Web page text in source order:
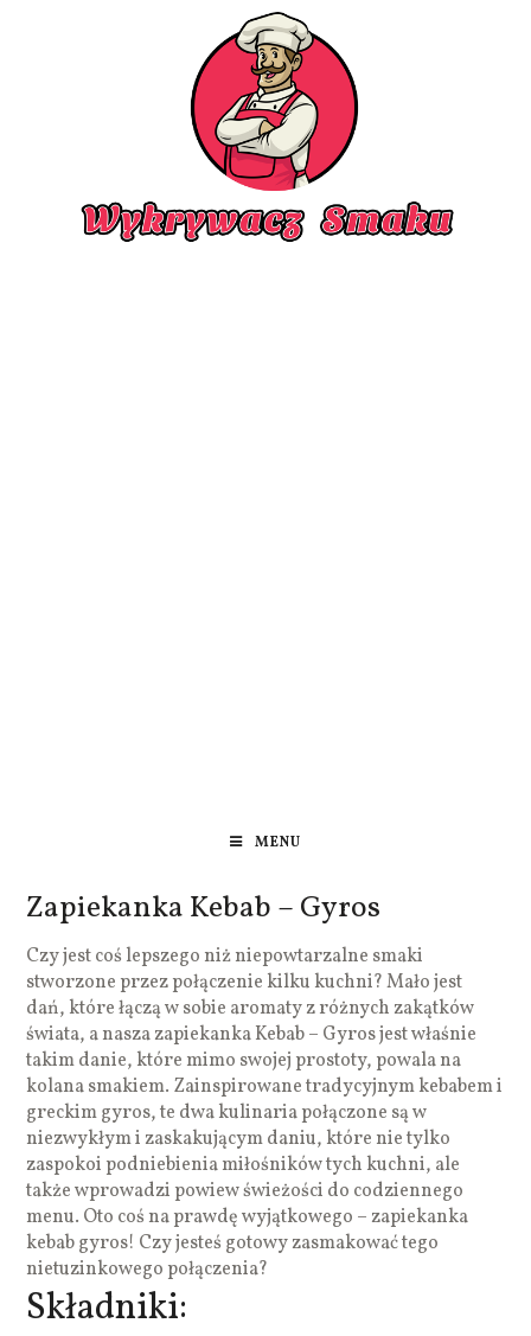
MENU
Zapiekanka Kebab – Gyros
Czy jest coś lepszego niż niepowtarzalne smaki
stworzone przez połączenie kilku kuchni? Mało jest
dań, które łączą w sobie aromaty z różnych zakątków
świata, a nasza zapiekanka Kebab – Gyros jest właśnie
takim danie, które mimo swojej prostoty, powala na
kolana smakiem. Zainspirowane tradycyjnym kebabem i
greckim gyros, te dwa kulinaria połączone są w
niezwykłym i zaskakującym daniu, które nie tylko
zaspokoi podniebienia miłośników tych kuchni, ale
także wprowadzi powiew świeżości do codziennego
menu. Oto coś na prawdę wyjątkowego – zapiekanka
kebab gyros! Czy jesteś gotowy zasmakować tego
nietuzinkowego połączenia?
Składniki: